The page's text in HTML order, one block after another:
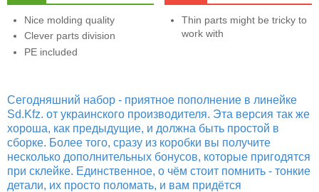
Nice molding quality
Clever parts division
PE included
Thin parts might be tricky to
work with
Сегодняшний набор - приятное пополнение в линейке
Sd.Kfz. от украинского производителя. Эта версия так же
хороша, как предыдущие, и должна быть простой в
сборке. Более того, сразу из коробки вы получите
несколько дополнительных бонусов, которые пригодятся
при склейке. Единственное, о чём стоит помнить - тонкие
детали, их просто поломать, и вам придётся